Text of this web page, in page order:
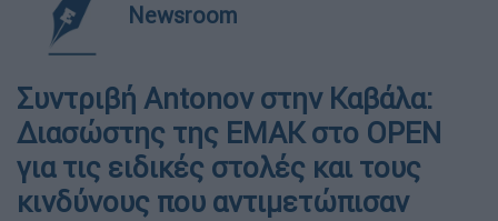
Newsroom
Συντριβή Antonov στην Καβάλα:
Διασώστης της ΕΜΑΚ στο OPEN
για τις ειδικές στολές και τους
κινδύνους που αντιμετώπισαν